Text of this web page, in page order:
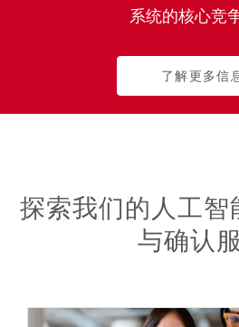
系统的核心竞
了解更多信
探索我们的人工智
与确认